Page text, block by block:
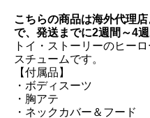
こちらの商品は海外代理
で、発送までに2週間～4週
トイ・ストーリーのヒー
スチュームです。
【付属品】
・ボディスーツ
・胸アテ
・ネックカバー＆フード